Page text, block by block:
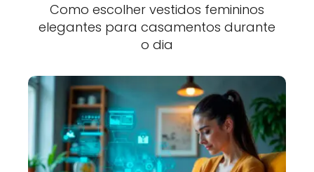
Como escolher vestidos femininos
elegantes para casamentos durante
o dia